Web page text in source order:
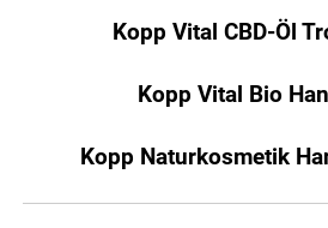
Kopp Vital CBD-Öl
Kopp Vital Bio
Kopp Naturkosmetik